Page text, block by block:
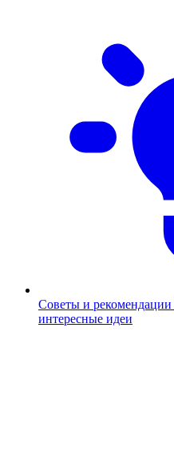
Советы и рекомендации
интересные идеи